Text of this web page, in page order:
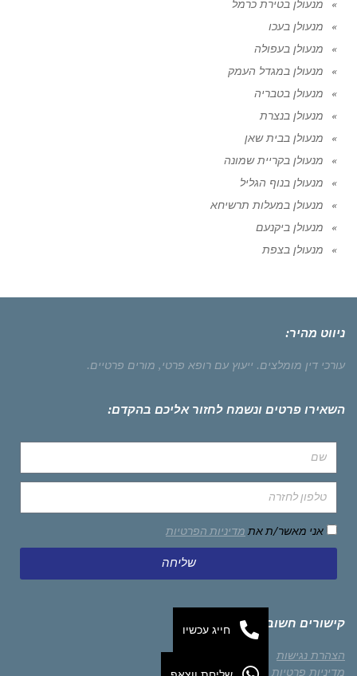
מנעולן בטירת כרמל
מנעולן בעכו
מנעולן בעפולה
מנעולן במגדל העמק
מנעולן בטבריה
מנעולן בנצרת
מנעולן בבית שאן
מנעולן בקריית שמונה
מנעולן בנוף הגליל
מנעולן במעלות תרשיחא
מנעולן ביקנעם
מנעולן בצפת
ניווט מהיר:
עורכי דין מומלצים. ייעוץ עם רופא פרטי, מורים פרטיים.
השאירו פרטים ונשמח לחזור אליכם בהקדם:
אני מאשר/ת את מדיניות הפרטיות
שליחה
קישורים חשובים
הצהרת נגישות
מדיניות פרטיות
חייג עכשיו